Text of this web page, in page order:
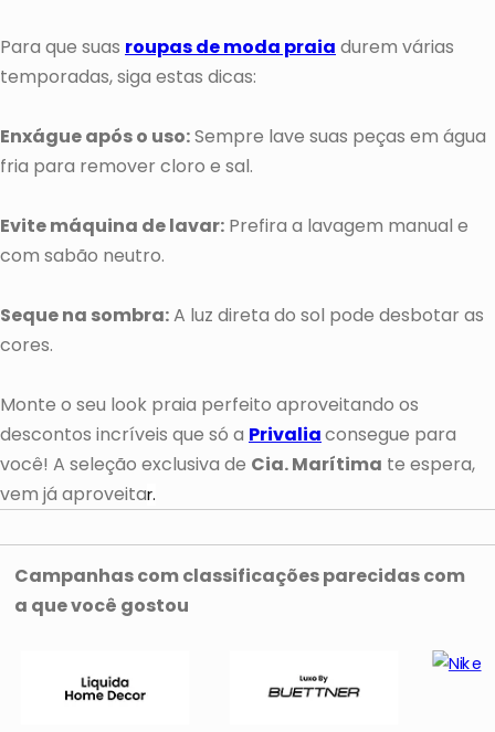
Para que suas roupas de moda praia durem várias
temporadas, siga estas dicas:
Enxágue após o uso:Sempre lave suas peças em água
fria para remover cloro e sal.
Evite máquina de lavar: Prefira a lavagem manual e
com sabão neutro.
Seque na sombra:A luz direta do sol pode desbotar as
cores.
Monte o seu look praia perfeito aproveitando os
descontos incríveis que só a Privaliaconsegue para
você! A seleção exclusiva de Cia. Marítima te espera,
vem já aproveitar.
Campanhas com classificações parecidas com
a que você gostou